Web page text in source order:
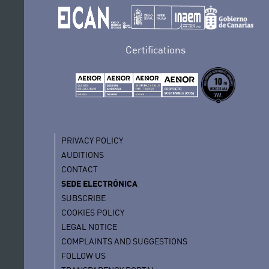
Certifications
PRIVACY POLICY
AUDITIONS
CONTACT
SEDE ELECTRÓNICA
SUBSCRIBE
COOKIES POLICY
LEGAL NOTICE
COMPLAINTS AND SUGGESTIONS
FOLLOW US